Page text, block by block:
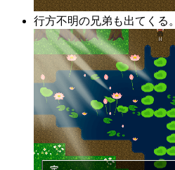
行方不明の兄弟も出てくる。